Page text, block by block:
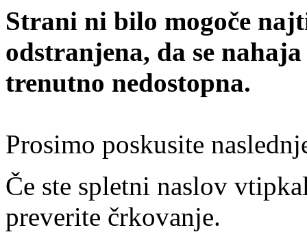
Strani ni bilo mogoče
odstranjena, da se
trenutno nedostopna.
Prosimo poskusite
Če ste spletni naslov
preverite črkovanje.